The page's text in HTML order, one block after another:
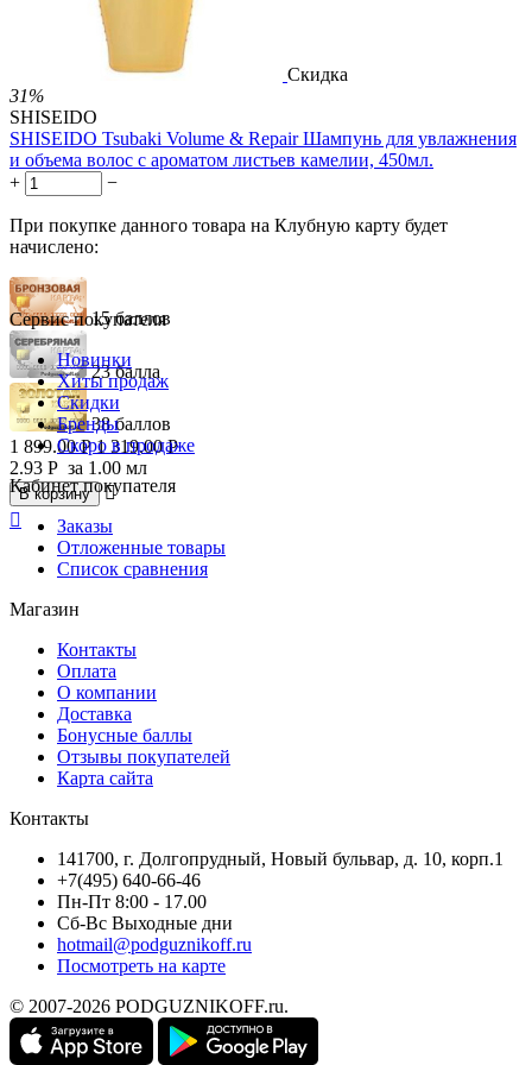
Скидка
31%
SHISEIDO
SHISEIDO Tsubaki Volume & Repair Шампунь для увлажнения
и объема волос с ароматом листьев камелии, 450мл.
+
−
При покупке данного товара на Клубную карту будет
начислено:
15 баллов
23 балла
38 баллов
1 899.00 Р 1 319.00 Р
2.93 Р за 1.00 мл
В корзину


Сервис покупателя
Новинки
Хиты продаж
Скидки
Бренды
Скоро в продаже
Кабинет покупателя
Заказы
Отложенные товары
Список сравнения
Магазин
Контакты
Оплата
О компании
Доставка
Бонусные баллы
Отзывы покупателей
Карта сайта
Контакты
141700, г. Долгопрудный, Новый бульвар, д. 10, корп.1
+7(495) 640-66-46
Пн-Пт 8:00 - 17.00
Сб-Вс Выходные дни
hotmail@podguznikoff.ru
Посмотреть на карте
© 2007-2026 PODGUZNIKOFF.ru.